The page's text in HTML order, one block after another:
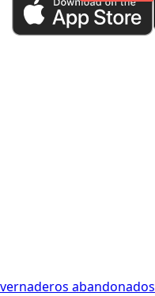
abandonados